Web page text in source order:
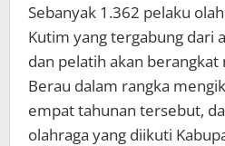
Sebanyak 1.362 pelaku
Kutim yang tergabung dari
dan pelatih akan
Berau dalam rangka
empat tahunan tersebut,
olahraga yang diikuti